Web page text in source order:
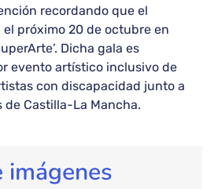
recordando que el
próximo 20 de octubre en
Dicha gala es
evento artístico inclusivo de
con discapacidad junto a
de Castilla-La Mancha.
imágenes